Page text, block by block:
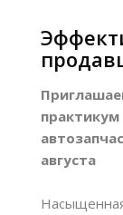
августа